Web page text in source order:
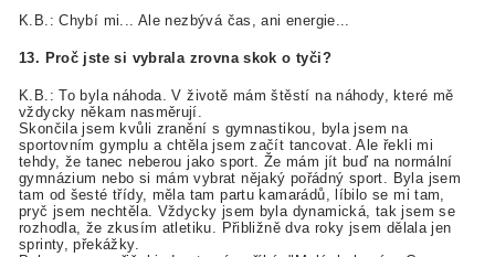
K.B.: Chybí mi... Ale nezbývá čas, ani energie...
13. Proč jste si vybrala zrovna skok o tyči?
K.B.: To byla náhoda. V životě mám štěstí na náhody, které mě
vždycky někam nasměrují.
Skončila jsem kvůli zranění s gymnastikou, byla jsem na
sportovním gymplu a chtěla jsem začít tancovat. Ale řekli mi
tehdy, že tanec neberou jako sport. Že mám jít buď na normální
gymnázium nebo si mám vybrat nějaký pořádný sport. Byla jsem
tam od šesté třídy, měla tam partu kamarádů, líbilo se mi tam,
pryč jsem nechtěla. Vždycky jsem byla dynamická, tak jsem se
rozhodla, že zkusím atletiku. Přibližně dva roky jsem dělala jen
sprinty, překážky.